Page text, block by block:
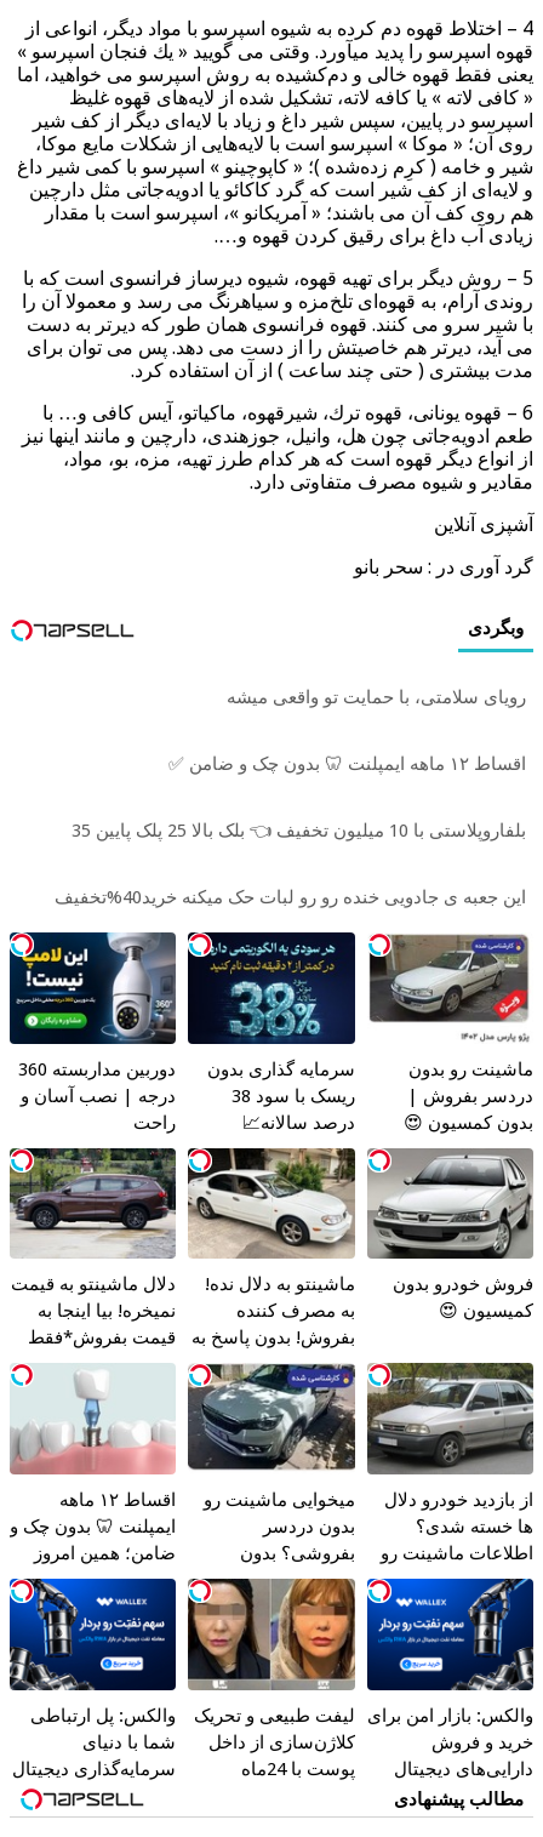
4 – اختلاط قهوه دم كرده به شیوه اسپرسو با مواد دیگر، انواعی از
قهوه اسپرسو را پدید میآورد. وقتی می گویید « یك فنجان اسپرسو »
یعنی فقط قهوه خالی و دم‌كشیده به روش اسپرسو می خواهید، اما
« كافی لاته » یا كافه لاته، تشكیل شده از لایه‌های قهوه غلیظ
اسپرسو در پایین، سپس شیر داغ و زیاد با لایه‌ای دیگر از كف شیر
روی آن؛ « موكا » اسپرسو است با لایه‌هایی از شكلات مایع موكا،
شیر و خامه ( كرِم زده‌شده )؛ « كاپوچینو » اسپرسو با كمی شیر داغ
و لایه‌ای از كف شیر است كه گرد كاكائو یا ادویه‌جاتی مثل دارچین
هم روی كف آن می باشند؛ « آمریكانو »، اسپرسو است با مقدار
زیادی آب داغ برای رقیق كردن قهوه و….
5 – روش دیگر برای تهیه قهوه، شیوه دیرساز فرانسوی است كه با
روندی آرام، به قهوه‌ای تلخ‌مزه و سیاهرنگ می رسد و معمولا آن را
با شیر سرو می كنند. قهوه فرانسوی همان طور كه دیرتر به دست
می آید، دیرتر هم خاصیتش را از دست می دهد. پس می توان برای
مدت بیشتری ( حتی چند ساعت ) از آن استفاده كرد.
6 – قهوه یونانی، قهوه ترك، شیرقهوه، ماكیاتو، آیس كافی و… با
طعم ادویه‌جاتی چون هل، وانیل، جوزهندی، دارچین و مانند اینها نیز
از انواع دیگر قهوه است كه هر كدام طرز تهیه، مزه، بو، مواد،
مقادیر و شیوه مصرف متفاوتی دارد.
آشپزی آنلاین
گرد آوری در : سحر بانو
وبگردی
رویای سلامتی، با حمایت تو واقعی میشه
اقساط ۱۲ ماهه ایمپلنت 🦷 بدون چک و ضامن ✅
بلفاروپلاستی با 10 میلیون تخفیف 👈 بلک بالا 25 پلک پایین 35
این جعبه ی جادویی خنده رو رو لبات حک میکنه خرید40%تخفیف
ماشینت رو بدون
دردسر بفروش |
بدون کمسیون 😍
سرمایه گذاری بدون
ریسک با سود 38
درصد سالانه📈
دوربین مداربسته 360
درجه | نصب آسان و
راحت
فروش خودرو بدون
کمیسیون 😍
ماشینتو به دلال نده!
به مصرف کننده
بفروش! بدون پاسخ به
یک تماس
دلال ماشینتو به قیمت
نمیخره! بیا اینجا به
قیمت بفروش*فقط
خریدار واقعی*
از بازدید خودرو دلال
ها خسته شدی؟
اطلاعات ماشینت رو
اینجا ثبت کن
میخوایی ماشینت رو
بدون دردسر
بفروشی؟ بدون
کمیسیون
اقساط ۱۲ ماهه
ایمپلنت 🦷 بدون چک و
ضامن؛ همین امروز
اقدام کن ✅
والکس: بازار امن برای
خرید و فروش
دارایی‌های دیجیتال
لیفت طبیعی و تحریک
کلاژن‌سازی از داخل
پوست با 24ماه
والکس: پل ارتباطی
شما با دنیای
سرمایه‌گذاری دیجیتال
مطالب پیشنهادی